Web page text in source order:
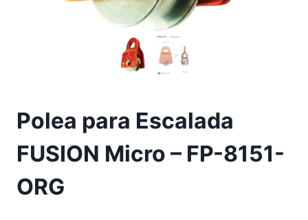
Polea para Escalada
FUSION Micro – FP-8151-
ORG